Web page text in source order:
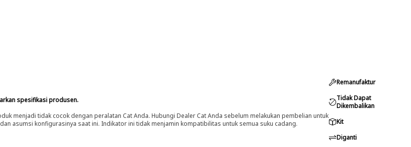
spesifikasi produsen.
menjadi tidak cocok dengan peralatan Cat Anda. Hubungi Dealer Cat Anda sebelum melakukan pembelian untuk
asumsi konfigurasinya saat ini. Indikator ini tidak menjamin kompatibilitas untuk semua suku cadang.
Remanufaktur
Tidak Dapat
Dikembalikan
Kit
Diganti